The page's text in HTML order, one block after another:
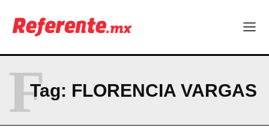
Company
ABOUT
CONTACT
PRIVACY POLICY
NEWSLETTER
Tag: FLORENCIA VARGAS
F